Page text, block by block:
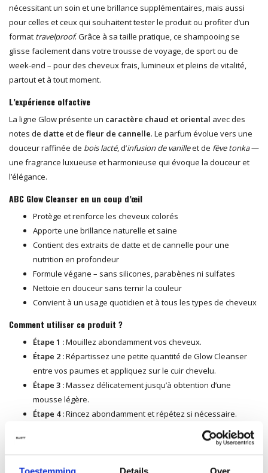
Toestemming Details Over
nécessitant un soin et une brillance supplémentaires, mais aussi
pour celles et ceux qui souhaitent tester le produit ou profiter d’un
format travelproof. Grâce à sa taille pratique, ce shampooing se
glisse facilement dans votre trousse de voyage, de sport ou de
week-end – pour des cheveux frais, lumineux et pleins de vitalité,
partout et à tout moment.
L’expérience olfactive
La ligne Glow présente un caractère chaud et oriental avec des
notes de datte et de fleur de cannelle. Le parfum évolue vers une
douceur raffinée de bois lacté, d’infusion de vanilleet de fève tonka—
une fragrance luxueuse et harmonieuse qui évoque la douceur et
l’élégance.
ABC Glow Cleanser en un coup d’œil
Protège et renforce les cheveux colorés
Apporte une brillance naturelle et saine
Contient des extraits de datte et de cannelle pour une
nutrition en profondeur
Formule végane – sans silicones, parabènes ni sulfates
Nettoie en douceur sans ternir la couleur
Convient à un usage quotidien et à tous les types de cheveux
Comment utiliser ce produit ?
Étape 1 :Mouillez abondamment vos cheveux.
Étape 2 :Répartissez une petite quantité de Glow Cleanser
entre vos paumes et appliquez sur le cuir chevelu.
Étape 3 :Massez délicatement jusqu’à obtention d’une
mousse légère.
Étape 4 :Rincez abondamment et répétez si nécessaire.
ou le
Glow